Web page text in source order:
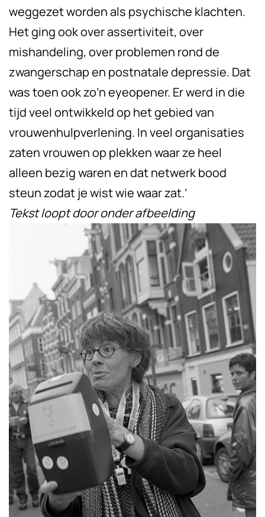
weggezet worden als psychische klachten.
Het ging ook over assertiviteit, over
mishandeling, over problemen rond de
zwangerschap en postnatale depressie. Dat
was toen ook zo’n eyeopener. Er werd in die
tijd veel ontwikkeld op het gebied van
vrouwenhulpverlening. In veel organisaties
zaten vrouwen op plekken waar ze heel
alleen bezig waren en dat netwerk bood
steun zodat je wist wie waar zat.’
Tekst loopt door onder afbeelding